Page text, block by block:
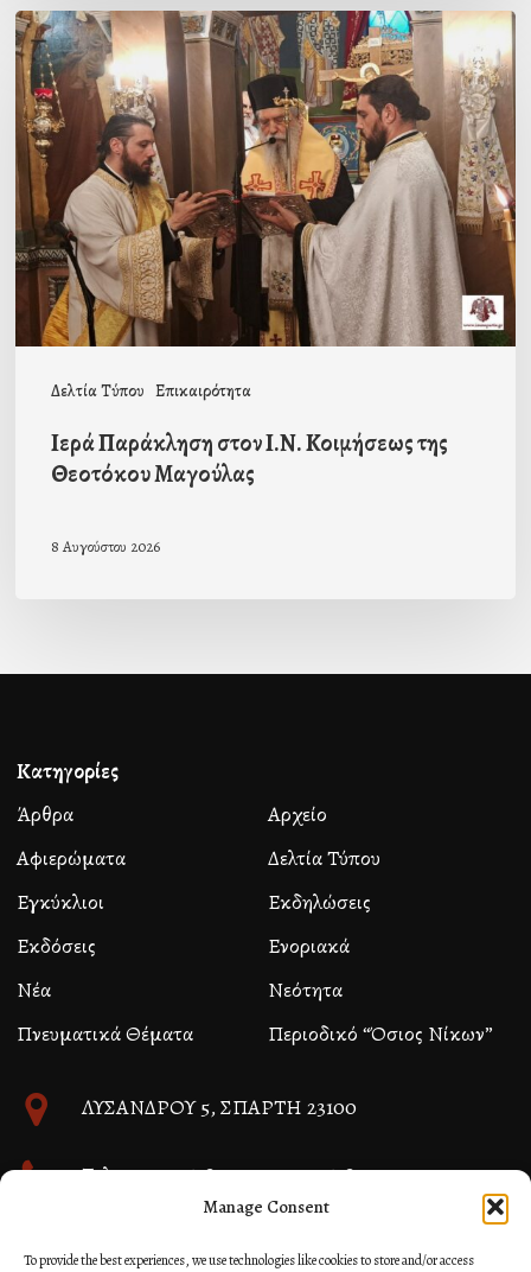
Manage Consent
To provide the best experiences, we use technologies like cookies to store and/or access
Δελτία Τύπου Επικαιρότητα
Ιερά
Παράκληση
στον
Ι.Ν.
Κοιμήσεως
της
Θεοτόκου
Μαγούλας
Ιερά Παράκληση στον Ι.Ν. Κοιμήσεως της
Θεοτόκου Μαγούλας
8 Αυγούστου 2026
Κατηγορίες
Άρθρα
Αρχείο
Αφιερώματα
Δελτία Τύπου
Εγκύκλιοι
Εκδηλώσεις
Εκδόσεις
Ενοριακά
Νέα
Νεότητα
Πνευματικά Θέματα
Περιοδικό “Όσιος Νίκων”
ΛΥΣΑΝΔΡΟΥ 5, ΣΠΑΡΤΗ 23100
Τηλ. 27310 26580 και 27310 26581